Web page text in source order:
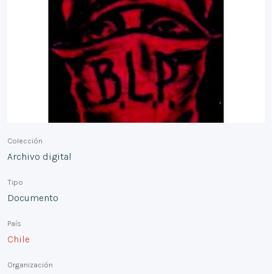
Colección
Archivo digital
Tipo
Documento
País
Chile
Organización